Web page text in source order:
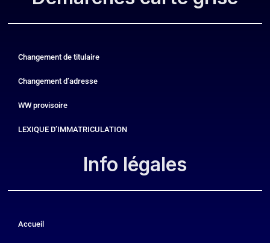
Changement de titulaire
Changement d’adresse
WW provisoire
LEXIQUE D’IMMATRICULATION
Info légales​
Accueil